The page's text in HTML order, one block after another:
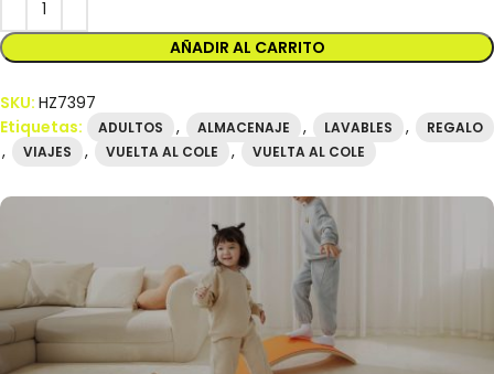
AÑADIR AL CARRITO
SKU: HZ7397
Etiquetas:
ADULTOS , ALMACENAJE , LAVABLES , REGALO
, VIAJES , VUELTA AL COLE , VUELTA AL COLE